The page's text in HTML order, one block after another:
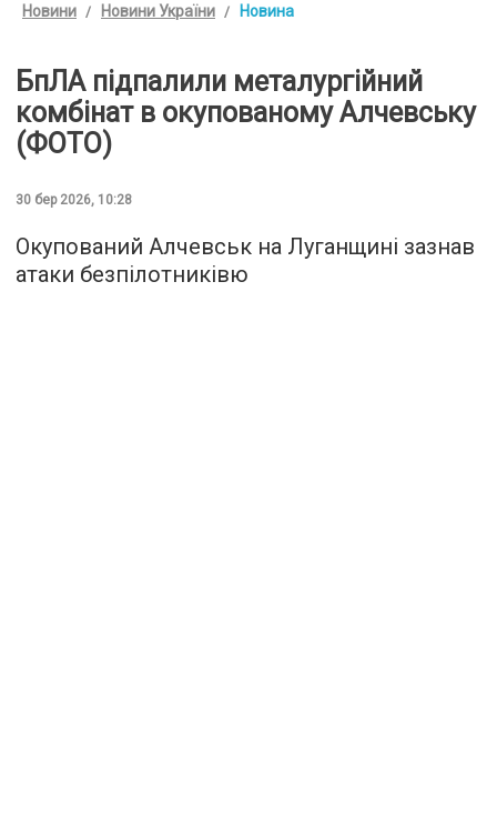
Новини Новини України Новина
БпЛА підпалили металургійний
комбінат в окупованому Алчевську
(ФОТО)
30 бер 2026, 10:28
Окупований Алчевськ на Луганщині зазнав
атаки безпілотниківю